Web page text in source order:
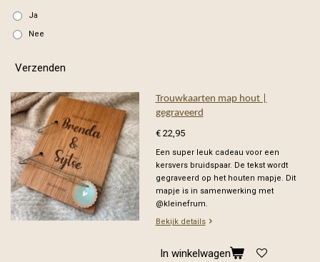
Ja
Nee
Verzenden
Trouwkaarten map hout |
gegraveerd
€ 22,95
Een super leuk cadeau voor een
kersvers bruidspaar. De tekst wordt
gegraveerd op het houten mapje. Dit
mapje is in samenwerking met
@kleinefrum.
Bekijk details
In winkelwagen